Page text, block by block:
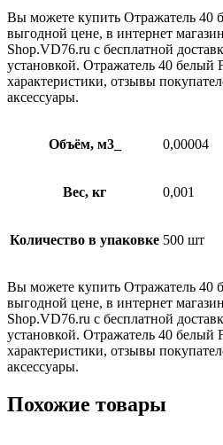
Вы можете купить Отражатель 40
выгодной цене, в интернет
Shop.VD76.ru с бесплатной
установкой. Отражатель 40 белый
характеристики, отзывы
аксессуары.
Объём, м3_ 0,00004
Вес, кг 0,001
Количество в упаковке 500 шт
Вы можете купить Отражатель 40
выгодной цене, в интернет
Shop.VD76.ru с бесплатной
установкой. Отражатель 40 белый
характеристики, отзывы
аксессуары.
Похожие товары